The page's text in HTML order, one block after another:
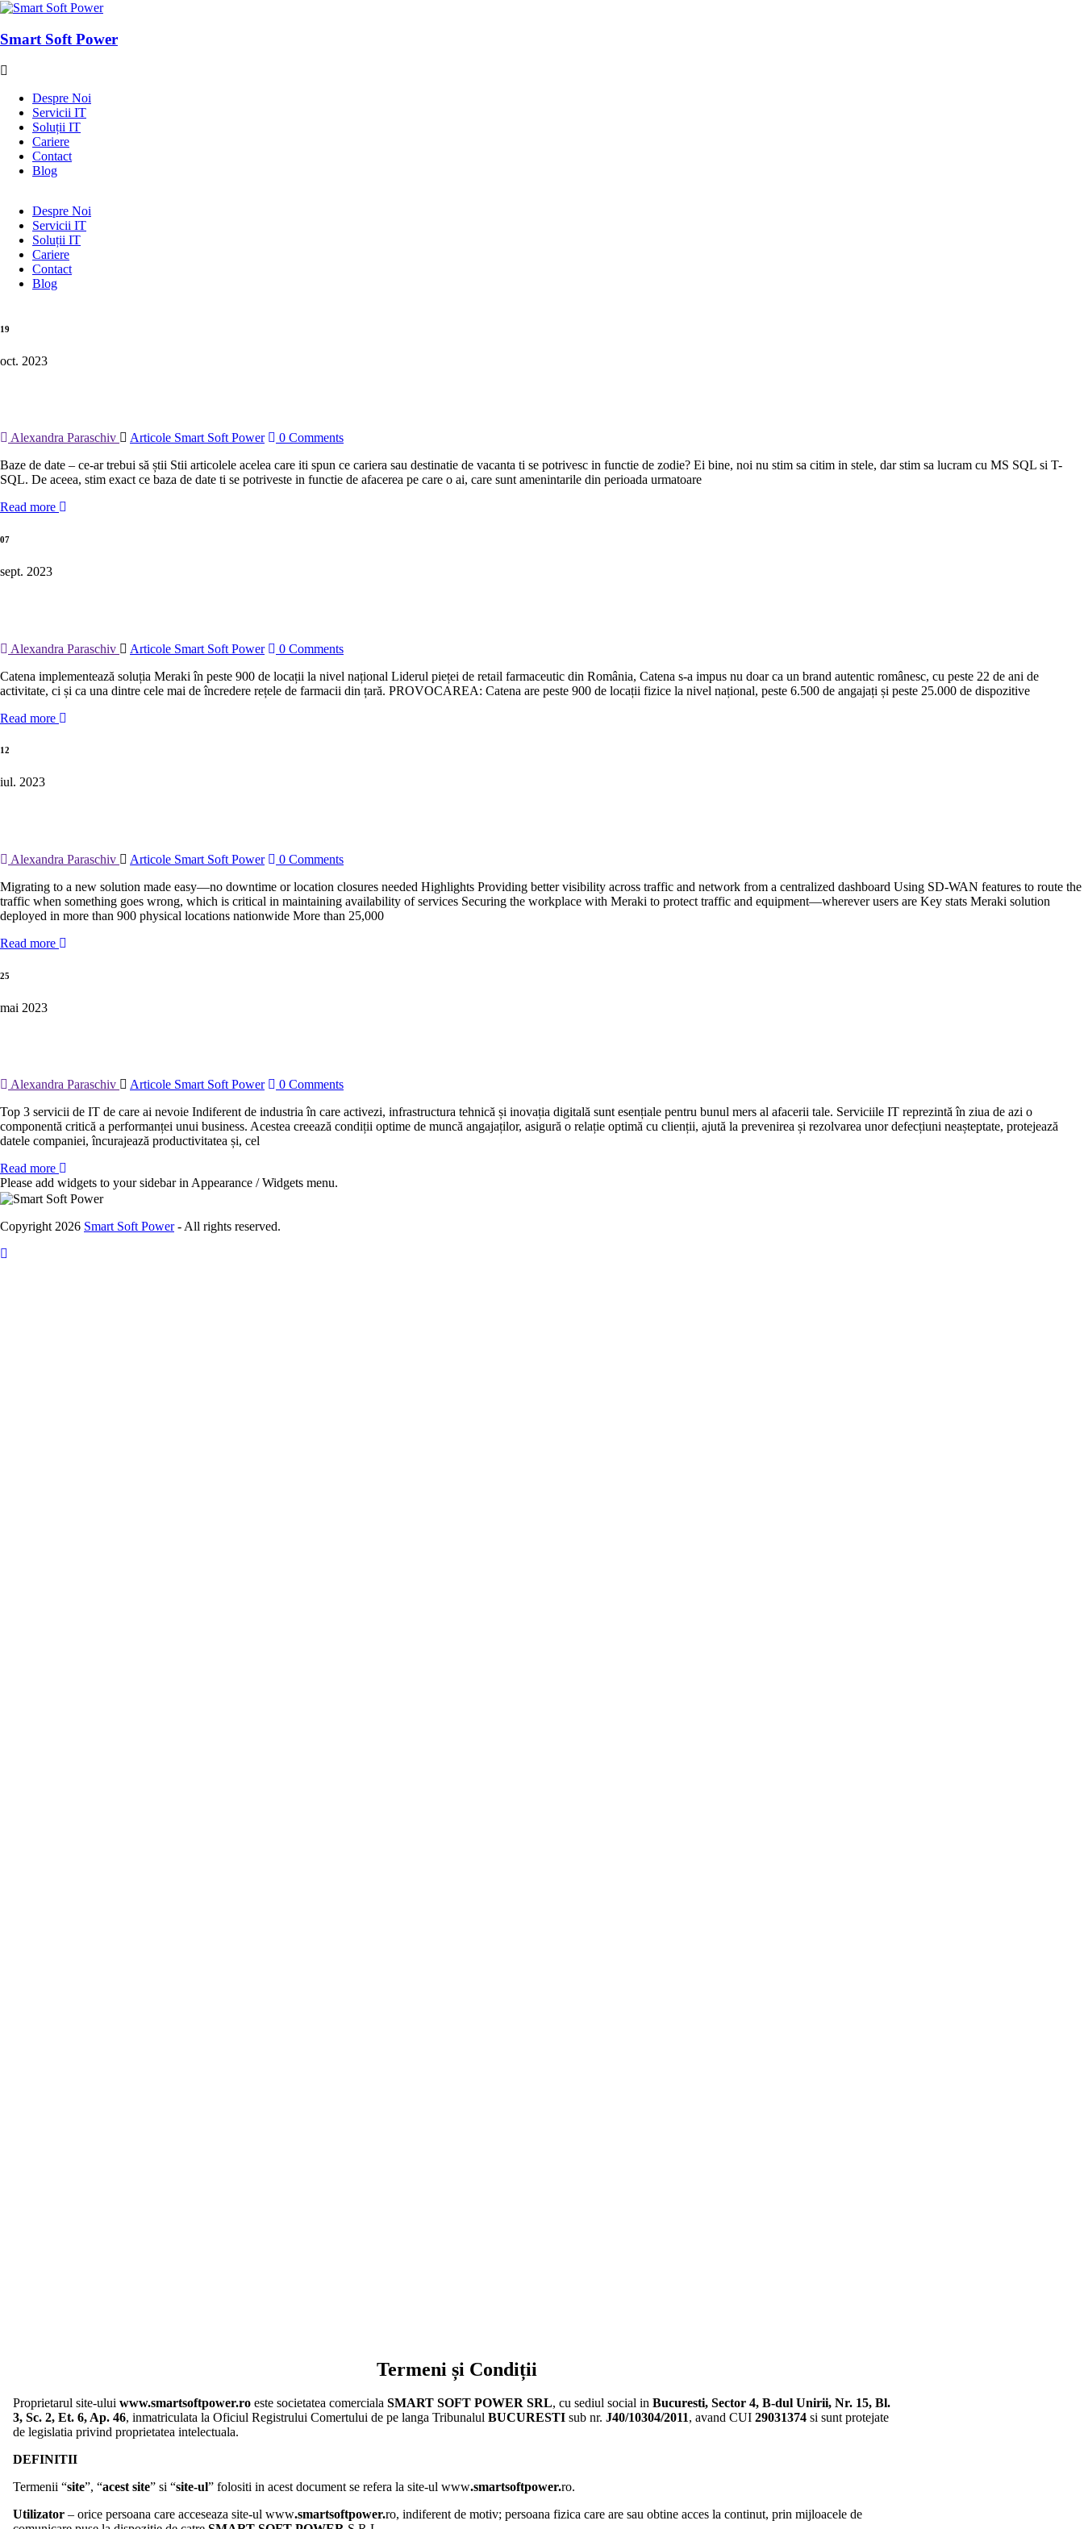
Smart Soft Power
Despre Noi
Servicii IT
Soluții IT
Cariere
Contact
Blog
Despre Noi
Servicii IT
Soluții IT
Cariere
Contact
Blog
19
oct. 2023
Alexandra Paraschiv Articole Smart Soft Power
0 Comments
Baze de date – ce-ar trebui să știi Stii articolele acelea care iti spun ce cariera sau destinatie de vacanta ti se potrivesc in functie de zodie? Ei bine, noi nu stim sa citim in stele, dar stim sa lucram cu MS SQL si T-
SQL. De aceea, stim exact ce baza de date ti se potriveste in functie de afacerea pe care o ai, care sunt amenintarile din perioada urmatoare
Read more
07
sept. 2023
Alexandra Paraschiv Articole Smart Soft Power
0 Comments
Catena implementează soluția Meraki în peste 900 de locații la nivel național Liderul pieței de retail farmaceutic din România, Catena s-a impus nu doar ca un brand autentic românesc, cu peste 22 de ani de
activitate, ci și ca una dintre cele mai de încredere rețele de farmacii din țară. PROVOCAREA: Catena are peste 900 de locații fizice la nivel național, peste 6.500 de angajați și peste 25.000 de dispozitive
Read more
12
iul. 2023
Alexandra Paraschiv Articole Smart Soft Power
0 Comments
Migrating to a new solution made easy—no downtime or location closures needed Highlights Providing better visibility across traffic and network from a centralized dashboard Using SD-WAN features to route the
traffic when something goes wrong, which is critical in maintaining availability of services Securing the workplace with Meraki to protect traffic and equipment—wherever users are Key stats Meraki solution
deployed in more than 900 physical locations nationwide More than 25,000
Read more
25
mai 2023
Alexandra Paraschiv Articole Smart Soft Power
0 Comments
Top 3 servicii de IT de care ai nevoie Indiferent de industria în care activezi, infrastructura tehnică și inovația digitală sunt esențiale pentru bunul mers al afacerii tale. Serviciile IT reprezintă în ziua de azi o
componentă critică a performanței unui business. Acestea creează condiții optime de muncă angajaților, asigură o relație optimă cu clienții, ajută la prevenirea și rezolvarea unor defecțiuni neașteptate, protejează
datele companiei, încurajează productivitatea și, cel
Read more
Please add widgets to your sidebar in Appearance / Widgets menu.
Copyright 2026 Smart Soft Power- All rights reserved.
Termeni și Condiții
Proprietarul site-ului www.smartsoftpower.ro este societatea comerciala SMART SOFT POWER SRL, cu sediul social in Bucuresti, Sector 4, B-dul Unirii, Nr. 15, Bl.
3, Sc. 2, Et. 6, Ap. 46, inmatriculata la Oficiul Registrului Comertului de pe langa Tribunalul BUCURESTI sub nr. J40/10304/2011, avand CUI 29031374 si sunt protejate
de legislatia privind proprietatea intelectuala.
DEFINITII
Termenii “site”, “acest site” si “site-ul” folositi in acest document se refera la site-ul www.smartsoftpower.ro.
Utilizator – orice persoana care acceseaza site-ul www.smartsoftpower.ro, indiferent de motiv; persoana fizica care are sau obtine acces la continut, prin mijloacele de